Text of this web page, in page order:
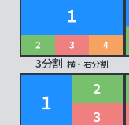
3分割 横・右分割